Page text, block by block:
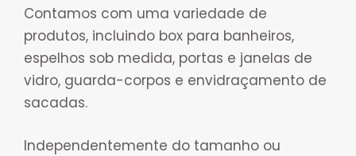
Contamos com uma variedade de
produtos, incluindo box para banheiros,
espelhos sob medida, portas e janelas de
vidro, guarda-corpos e envidraçamento de
sacadas.
Independentemente do tamanho ou